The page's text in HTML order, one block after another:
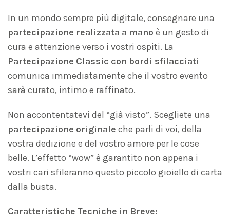
In un mondo sempre più digitale, consegnare una
partecipazione realizzata a mano è un gesto di
cura e attenzione verso i vostri ospiti. La
Partecipazione Classic con bordi sfilacciati
comunica immediatamente che il vostro evento
sarà curato, intimo e raffinato.
Non accontentatevi del “già visto”. Scegliete una
partecipazione originale che parli di voi, della
vostra dedizione e del vostro amore per le cose
belle. L’effetto “wow” è garantito non appena i
vostri cari sfileranno questo piccolo gioiello di carta
dalla busta.
Caratteristiche Tecniche in Breve: